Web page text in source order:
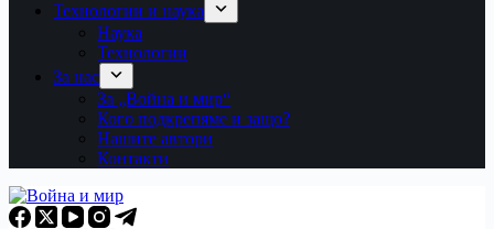
Технологии и наука
Наука
Технологии
За нас
За „Война и мир“
Кого подкрепяме и защо?
Нашите автори
Контакти